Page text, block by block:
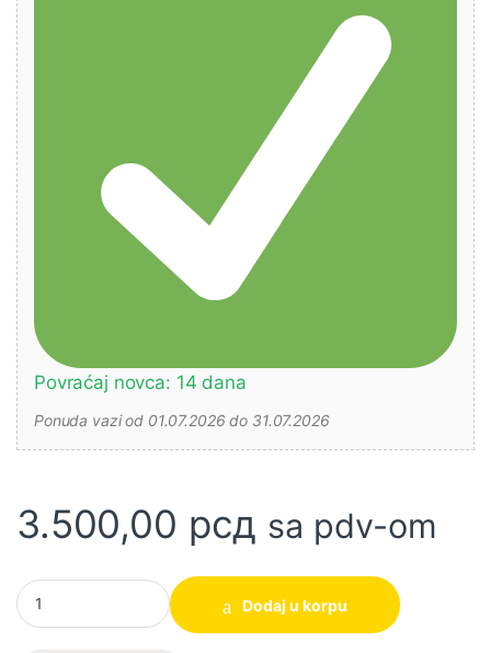
Povraćaj novca: 14 dana
Ponuda vazi od 01.07.2026 do 31.07.2026
3.500,00 рсд sa pdv-om
Rezervoar Honda GX 140 160 200 WP-35 količina
Dodaj u korpu